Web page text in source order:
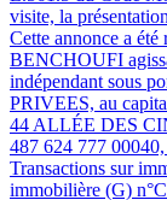
visite, la
Cette annonce a été
BENCHOUFI
indépendant sous
PRIVEES, au
44 ALLÉE DES
487 624 777
Transactions sur
immobilière (G)